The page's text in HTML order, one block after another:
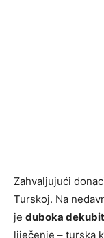
Zahvaljujući
Turskoj. Na
je duboka
liječenje – turska